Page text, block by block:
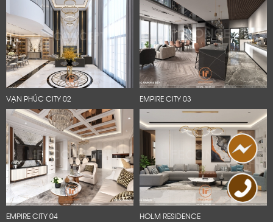
VẠN PHÚC CITY 02 EMPIRE CITY 03
EMPIRE CITY 04 HOLM RESIDENCE